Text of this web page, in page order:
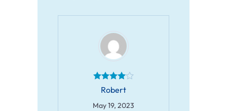
Robert
May 19, 2023